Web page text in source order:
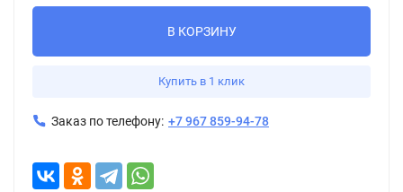
В КОРЗИНУ
Купить в 1 клик
Заказ по телефону: +7 967 859-94-78